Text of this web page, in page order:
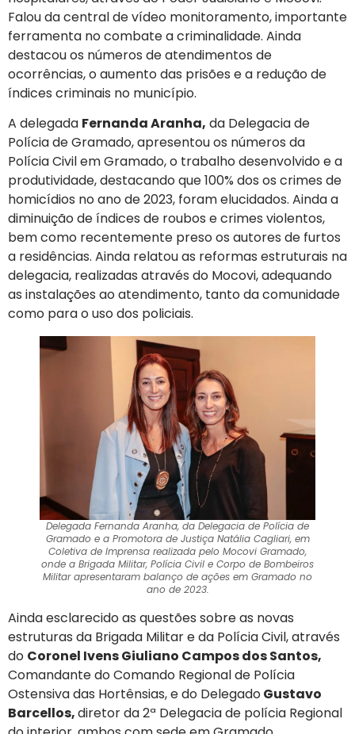
Falou da central de vídeo monitoramento, importante
ferramenta no combate a criminalidade. Ainda
destacou os números de atendimentos de
ocorrências, o aumento das prisões e a redução de
índices criminais no município.
A delegada Fernanda Aranha, da Delegacia de
Polícia de Gramado, apresentou os números da
Polícia Civil em Gramado, o trabalho desenvolvido e a
produtividade, destacando que 100% dos os crimes de
homicídios no ano de 2023, foram elucidados. Ainda a
diminuição de índices de roubos e crimes violentos,
bem como recentemente preso os autores de furtos
a residências. Ainda relatou as reformas estruturais na
delegacia, realizadas através do Mocovi, adequando
as instalações ao atendimento, tanto da comunidade
como para o uso dos policiais.
Delegada Fernanda Aranha, da Delegacia de Polícia de
Gramado e a Promotora de Justiça Natália Cagliari, em
Coletiva de Imprensa realizada pelo Mocovi Gramado,
onde a Brigada Militar, Polícia Civil e Corpo de Bombeiros
Militar apresentaram balanço de ações em Gramado no
ano de 2023.
Ainda esclarecido as questões sobre as novas
estruturas da Brigada Militar e da Polícia Civil, através
do Coronel Ivens Giuliano Campos dos Santos,
Comandante do Comando Regional de Polícia
Ostensiva das Hortênsias, e do DelegadoGustavo
Barcellos,diretor da 2ª Delegacia de polícia Regional